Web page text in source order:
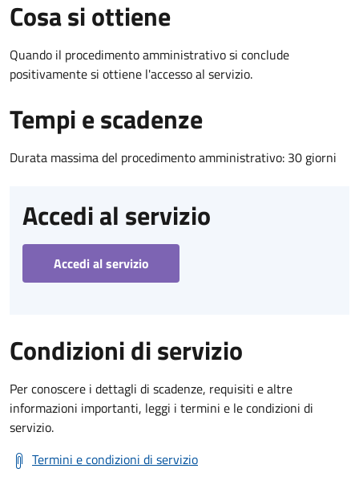
Cosa si ottiene
Quando il procedimento amministrativo si conclude
positivamente si ottiene l'accesso al servizio.
Tempi e scadenze
Durata massima del procedimento amministrativo: 30 giorni
Accedi al servizio
Accedi al servizio
Condizioni di servizio
Per conoscere i dettagli di scadenze, requisiti e altre
informazioni importanti, leggi i termini e le condizioni di
servizio.
Termini e condizioni di servizio